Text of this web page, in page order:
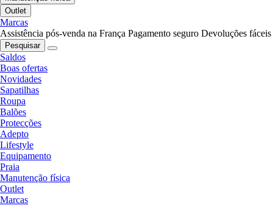
Outlet
Marcas
Assistência pós-venda na França Pagamento seguro Devoluções fáceis
Pesquisar
Saldos
Boas ofertas
Novidades
Sapatilhas
Roupa
Balões
Protecções
Adepto
Lifestyle
Equipamento
Praia
Manutenção física
Outlet
Marcas